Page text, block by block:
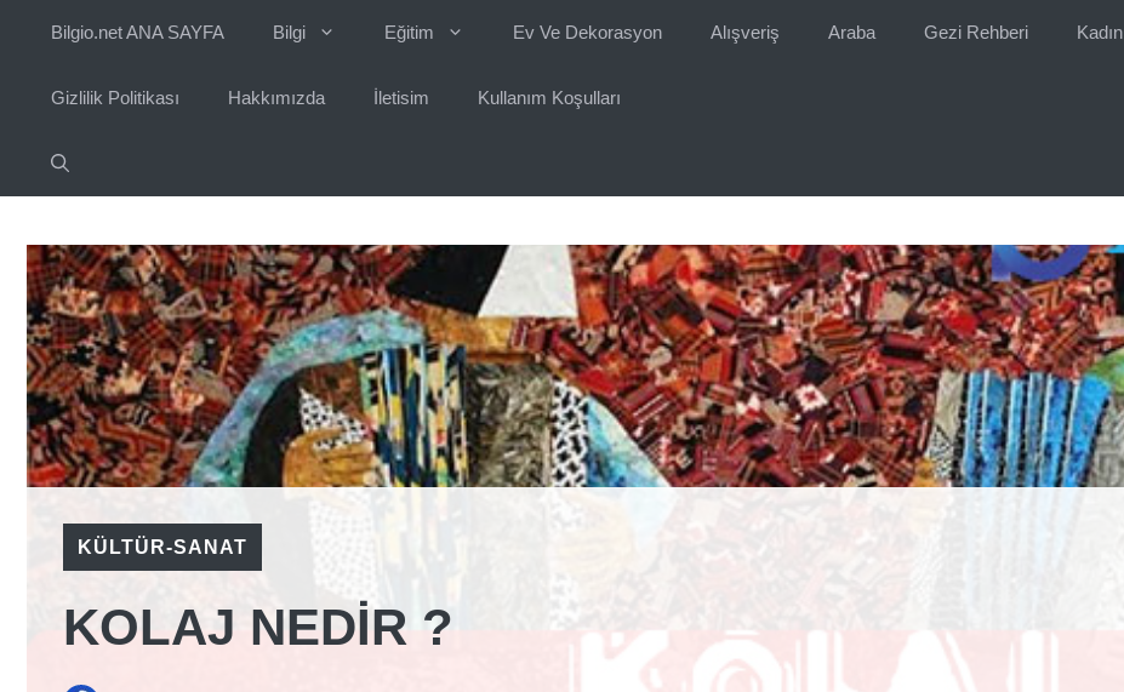
Bilgio.net ANA SAYFA Bilgi Eğitim Ev Ve Dekorasyon Alışveriş Araba Gezi Rehberi Kadın
Gizlilik Politikası Hakkımızda İletisim Kullanım Koşulları
KÜLTÜR-SANAT
KOLAJ NEDIR ?